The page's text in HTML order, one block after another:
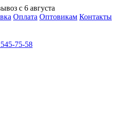
с 6 августа
Оплата Оптовикам Контакты
75-58